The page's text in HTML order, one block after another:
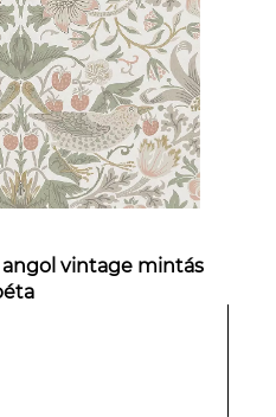
angol vintage mintás